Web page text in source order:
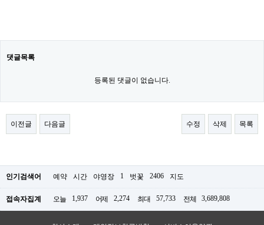
댓글목록
등록된 댓글이 없습니다.
이전글 다음글 수정 삭제 목록
인기검색어 예약 시간 야영장 1 벗꽃 2406 지도
접속자집계 오늘 1,937 어제 2,274 최대 57,733 전체 3,689,808